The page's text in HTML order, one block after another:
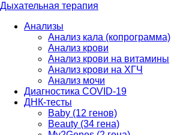
Дыхательная терапия
Анализы
Анализ кала (копрограмма)
Анализ крови
Анализ крови на витамины
Анализ крови на ХГЧ
Анализ мочи
Диагностика COVID-19
ДНК-тесты
Baby (12 генов)
Beauty (34 гена)